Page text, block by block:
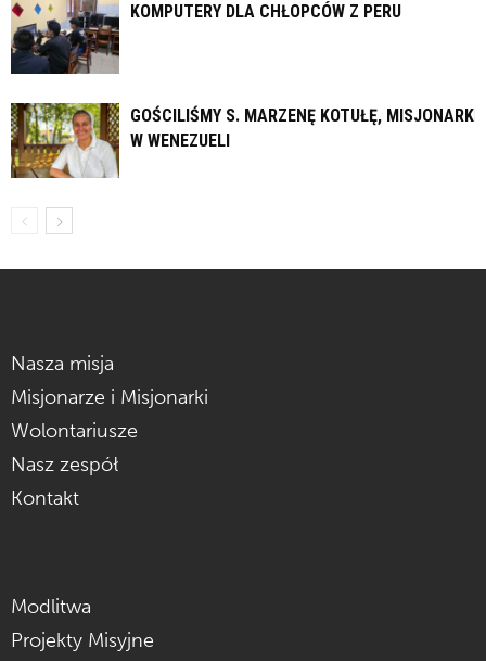
KOMPUTERY DLA CHŁOPCÓW Z PERU
GOŚCILIŚMY S. MARZENĘ KOTUŁĘ, MISJONARKĘ
W WENEZUELI
Nasza misja
Misjonarze i Misjonarki
Wolontariusze
Nasz zespół
Kontakt
Modlitwa
Projekty Misyjne